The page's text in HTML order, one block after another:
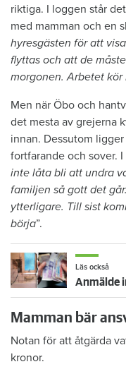
riktiga. I loggen står
med mamman och en
hyresgästen för att
flyttas och att de
morgonen. Arbetet kör
Men när Öbo och
det mesta av grejerna
innan. Dessutom
fortfarande och sover.
inte låta bli att undra
familjen så gott det
ytterligare. Till sist
börja”.
Läs också
Mamman bär
Notan för att åtgärda
kronor.